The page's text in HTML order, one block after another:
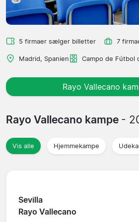
5 firmaer sælger billetter 7
Madrid, Spanien Campo de Fútbol
Rayo Vallecano
Rayo Vallecano kampe -
Vis alle Hjemmekampe
Sevilla
Rayo Vallecano